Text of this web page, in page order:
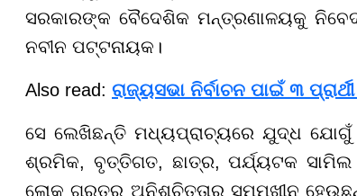
ସରକାରଙ୍କ ବୈଦେଶିକ ମନ୍ତ୍ରଣାଳୟକୁ
ନବୀନ ପଟ୍ଟନାୟକ।
Also read: ରାଜ୍ୟସଭା ନିର୍ବାଚନ ପାଇଁ ୩
ସେ ଲେଖିଛନ୍ତି ମଧ୍ୟପ୍ରାଚ୍ୟରେ ଯୁଦ୍ଧ
ଶ୍ରମିକ, ବୃତ୍ତିଗତ, ଛାତ୍ର, ପର୍ଯ୍ୟଟକ
ଲୋକ ଗୁରୁତର ଅନିଶ୍ଚିତତାର ସମ୍ମୁଖୀନ